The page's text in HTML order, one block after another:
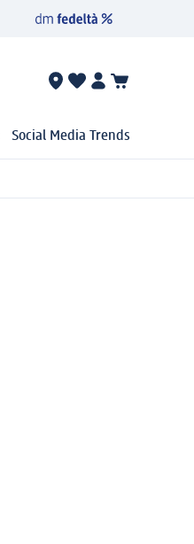
Social Media Trends